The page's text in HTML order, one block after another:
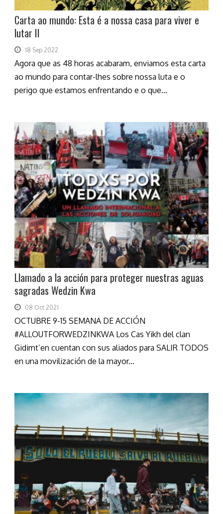
Carta ao mundo: Esta é a nossa casa para viver e
lutar II
18 Sep 2022
Agora que as 48 horas acabaram, enviamos esta carta
ao mundo para contar-lhes sobre nossa luta e o
perigo que estamos enfrentando e o que...
Llamado a la acción para proteger nuestras aguas
sagradas Wedzin Kwa
08 Oct 2021
OCTUBRE 9-15 SEMANA DE ACCIÓN
#ALLOUTFORWEDZINKWA Los Cas Yikh del clan
Gidimt’en cuentan con sus aliados para SALIR TODOS
en una movilización de la mayor...